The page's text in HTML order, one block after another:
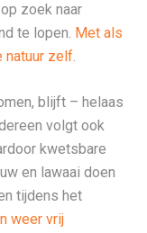
zoek naar
te lopen. Met als
natuur zelf.
blijft – helaas
volgt ook
kwetsbare
en lawaai doen
tijdens het
weer vrij